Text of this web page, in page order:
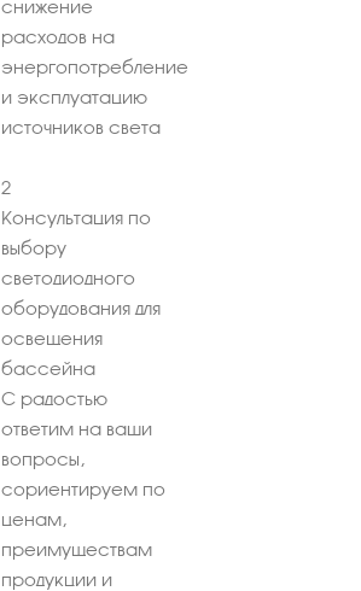
снижение
расходов на
энергопотребление
и эксплуатацию
источников света
2
Консультация по
выбору
светодиодного
оборудования для
освещения
бассейна
С радостью
ответим на ваши
вопросы,
сориентируем по
ценам,
преимуществам
продукции и